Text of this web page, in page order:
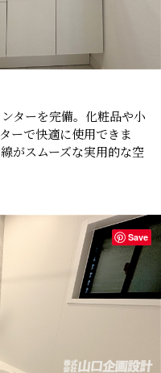
ターを完備。化粧品や小
ーで快適に使用できま
がスムーズな実用的な空
Save